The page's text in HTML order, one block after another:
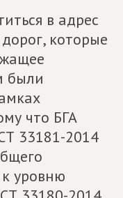
в адрес
которые
были
что БГА
33181-2014
уровню